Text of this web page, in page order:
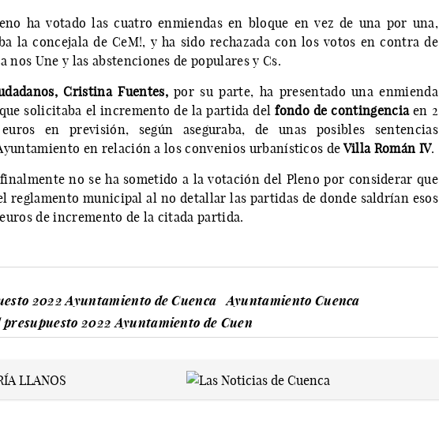
ha votado las cuatro enmiendas en bloque en vez de una por una,
la concejala de CeM!, y ha sido rechazada con los votos en contra de
nos Une y las abstenciones de populares y Cs.
Cristina Fuentes,por su parte, ha presentado una enmienda
solicitaba el incremento de la partida delfondo de contingenciaen 2
en previsión, según aseguraba, de unas posibles sentencias
en relación a los convenios urbanísticos de Villa Román IV.
no se ha sometido a la votación del Pleno por considerar que
reglamento municipal al no detallar las partidas de donde saldrían esos
de incremento de la citada partida.
2022 Ayuntamiento de Cuenca
Ayuntamiento Cuenca
2022 Ayuntamiento de Cuen